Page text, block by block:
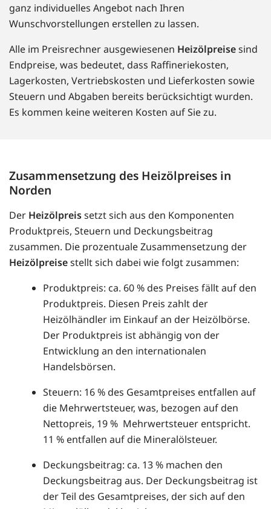
ganz individuelles Angebot nach Ihren
Wunschvorstellungen erstellen zu lassen.
Alle im Preisrechner ausgewiesenen Heizölpreisesind
Endpreise, was bedeutet, dass Raffineriekosten,
Lagerkosten, Vertriebskosten und Lieferkosten sowie
Steuern und Abgaben bereits berücksichtigt wurden.
Es kommen keine weiteren Kosten auf Sie zu.
Zusammensetzung des Heizölpreises in
Norden
Der Heizölpreissetzt sich aus den Komponenten
Produktpreis, Steuern und Deckungsbeitrag
zusammen. Die prozentuale Zusammensetzung der
Heizölpreisestellt sich dabei wie folgt zusammen:
Produktpreis: ca. 60 % des Preises fällt auf den
Produktpreis. Diesen Preis zahlt der
Heizölhändler im Einkauf an der Heizölbörse.
Der Produktpreis ist abhängig von der
Entwicklung an den internationalen
Handelsbörsen.
Steuern: 16 % des Gesamtpreises entfallen auf
die Mehrwertsteuer, was, bezogen auf den
Nettopreis, 19 % Mehrwertsteuer entspricht.
11 % entfallen auf die Mineralölsteuer.
Deckungsbeitrag: ca. 13 % machen den
Deckungsbeitrag aus. Der Deckungsbeitrag ist
der Teil des Gesamtpreises, der sich auf den